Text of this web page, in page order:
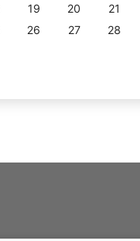
19 20 21
26 27 28